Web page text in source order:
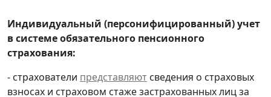
Индивидуальный (персонифицированный) учет
в системе обязательного пенсионного
страхования:
- страхователи представляют сведения о страховых
взносах и страховом стаже застрахованных лиц за